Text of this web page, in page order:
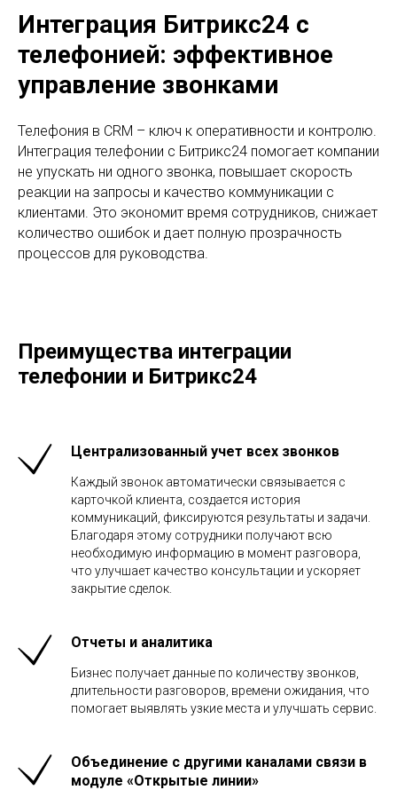
Интеграция Битрикс24 с
телефонией: эффективное
управление звонками
Телефония в CRM – ключ к оперативности и контролю.
Интеграция телефонии с Битрикс24 помогает компании
не упускать ни одного звонка, повышает скорость
реакции на запросы и качество коммуникации с
клиентами. Это экономит время сотрудников, снижает
количество ошибок и дает полную прозрачность
процессов для руководства.
Преимущества интеграции
телефонии и Битрикс24
Централизованный учет всех звонков
Каждый звонок автоматически связывается с
карточкой клиента, создается история
коммуникаций, фиксируются результаты и задачи.
Благодаря этому сотрудники получают всю
необходимую информацию в момент разговора,
что улучшает качество консультации и ускоряет
закрытие сделок.
Отчеты и аналитика
Бизнес получает данные по количеству звонков,
длительности разговоров, времени ожидания, что
помогает выявлять узкие места и улучшать сервис.
Объединение с другими каналами связи в
модуле «Открытые линии»